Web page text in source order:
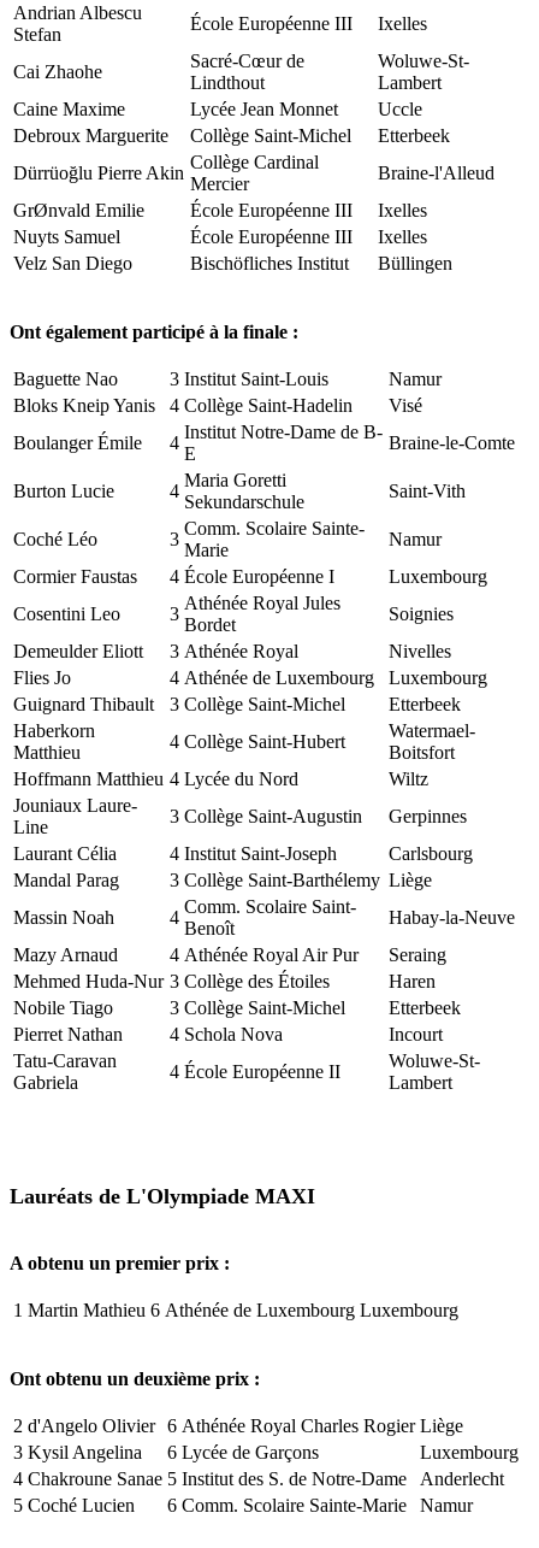
Andrian Albescu
Stefan
École Européenne III Ixelles
Cai Zhaohe
Sacré-Cœur de
Lindthout
Woluwe-St-
Lambert
Caine Maxime
Lycée Jean Monnet
Uccle
Debroux Marguerite
Collège Saint-Michel
Etterbeek
Dürrüoğlu Pierre Akin
Collège Cardinal
Mercier
Braine-l'Alleud
GrØnvald Emilie
École Européenne III
Ixelles
Nuyts Samuel
École Européenne III
Ixelles
Velz San Diego
Bischöfliches Institut Büllingen
Ont également participé à la finale :
Baguette Nao 3 Institut Saint-Louis
Namur
Bloks Kneip Yanis
4 Collège Saint-Hadelin
Visé
Boulanger Émile
4
Institut Notre-Dame de B-
E
Braine-le-Comte
Burton Lucie 4
Maria Goretti
Sekundarschule
Saint-Vith
Coché Léo 3
Comm. Scolaire Sainte-
Marie
Namur
Cormier Faustas
4 École Européenne I
Luxembourg
Cosentini Leo
3
Athénée Royal Jules
Bordet
Soignies
Demeulder Eliott
3 Athénée Royal
Nivelles
Flies Jo
4 Athénée de Luxembourg
Luxembourg
Guignard Thibault
3 Collège Saint-Michel
Etterbeek
Haberkorn
Matthieu
4 Collège Saint-Hubert
Watermael-
Boitsfort
Hoffmann Matthieu 4 Lycée du Nord
Wiltz
Jouniaux Laure-
Line
3 Collège Saint-Augustin
Gerpinnes
Laurant Célia
4 Institut Saint-Joseph
Carlsbourg
Mandal Parag
3 Collège Saint-Barthélemy Liège
Massin Noah
4
Comm. Scolaire Saint-
Benoît
Habay-la-Neuve
Mazy Arnaud
4 Athénée Royal Air Pur
Seraing
Mehmed Huda-Nur 3 Collège des Étoiles
Haren
Nobile Tiago
3 Collège Saint-Michel
Etterbeek
Pierret Nathan
4 Schola Nova
Incourt
Tatu-Caravan
Gabriela
4 École Européenne II
Woluwe-St-
Lambert
Lauréats de L'Olympiade MAXI
A obtenu un premier prix :
1 Martin Mathieu 6 Athénée de Luxembourg Luxembourg
Ont obtenu un deuxième prix :
2 d'Angelo Olivier 6 Athénée Royal Charles Rogier Liège
3 Kysil Angelina 6 Lycée de Garçons
Luxembourg
4 Chakroune Sanae 5 Institut des S. de Notre-Dame
Anderlecht
5 Coché Lucien 6 Comm. Scolaire Sainte-Marie Namur